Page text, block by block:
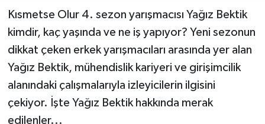
Kısmetse Olur 4. sezon yarışmacısı Yağız Bektik
kimdir, kaç yaşında ve ne iş yapıyor? Yeni sezonun
dikkat çeken erkek yarışmacıları arasında yer alan
Yağız Bektik, mühendislik kariyeri ve girişimcilik
alanındaki çalışmalarıyla izleyicilerin ilgisini
çekiyor. İşte Yağız Bektik hakkında merak
edilenler...